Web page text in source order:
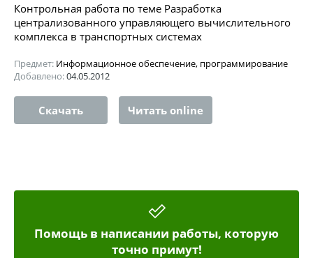
Контрольная работа по теме Разработка
централизованного управляющего вычислительного
комплекса в транспортных системах
Предмет: Информационное обеспечение, программирование
Добавлено:04.05.2012
Скачать Читать online
Помощь в написании работы, которую
точно примут!